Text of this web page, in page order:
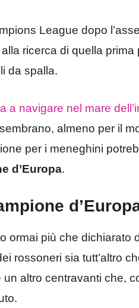
League dopo
ricerca di quella prima
da spalla.
a navigare nel mare
almeno per il
per i meneghini
d’Europa.
ormai più che dichiarato
rossoneri sia tutt’altro
altro centravanti che,